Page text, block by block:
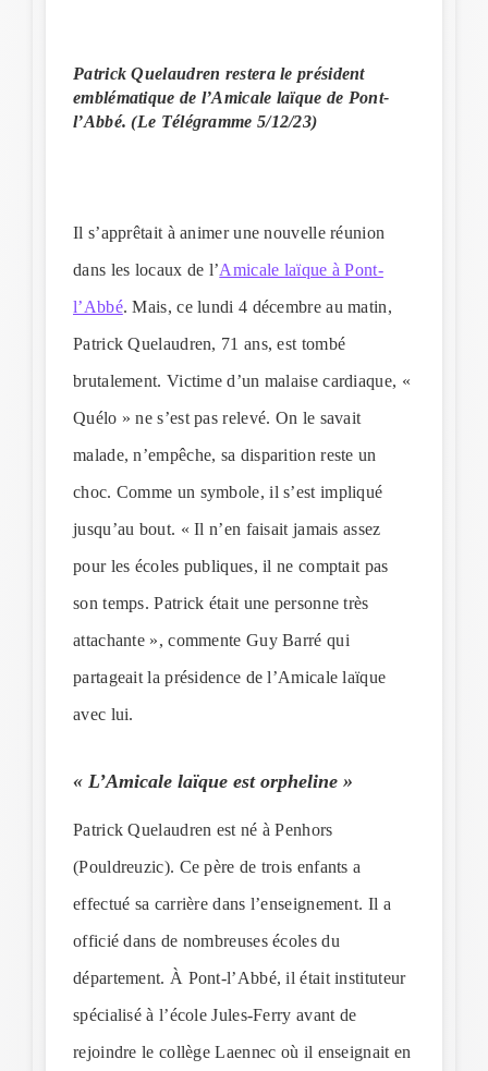
Patrick Quelaudren restera le président
emblématique de l’Amicale laïque de Pont-
l’Abbé. (Le Télégramme 5/12/23)
Il s’apprêtait à animer une nouvelle réunion
dans les locaux de l’Amicale laïque à Pont-
l’Abbé. Mais, ce lundi 4 décembre au matin,
Patrick Quelaudren, 71 ans, est tombé
brutalement. Victime d’un malaise cardiaque, «
Quélo » ne s’est pas relevé. On le savait
malade, n’empêche, sa disparition reste un
choc. Comme un symbole, il s’est impliqué
jusqu’au bout. « Il n’en faisait jamais assez
pour les écoles publiques, il ne comptait pas
son temps. Patrick était une personne très
attachante », commente Guy Barré qui
partageait la présidence de l’Amicale laïque
avec lui.
« L’Amicale laïque est orpheline »
Patrick Quelaudren est né à Penhors
(Pouldreuzic). Ce père de trois enfants a
effectué sa carrière dans l’enseignement. Il a
officié dans de nombreuses écoles du
département. À Pont-l’Abbé, il était instituteur
spécialisé à l’école Jules-Ferry avant de
rejoindre le collège Laennec où il enseignait en